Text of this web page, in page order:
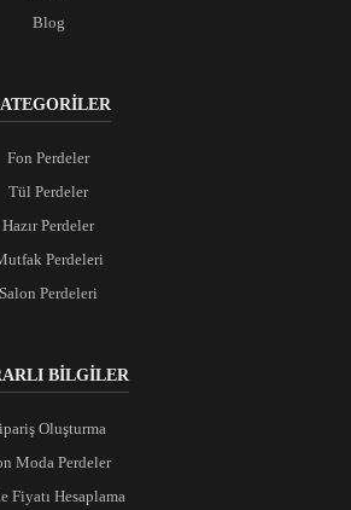
Blog
Fon Perdeler
Tül Perdeler
Hazır Perdeler
Perdeleri
Salon Perdeleri
BİLGİLER
Oluşturma
Moda Perdeler
Fiyatı Hesaplama